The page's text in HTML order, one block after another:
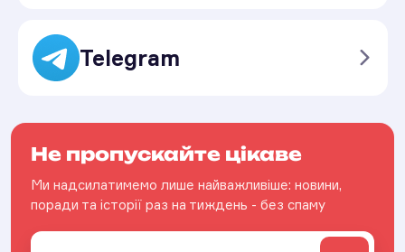
Telegram
Не пропускайте цікаве
Ми надсилатимемо лише найважливіше: новини,
поради та історії раз на тиждень - без спаму